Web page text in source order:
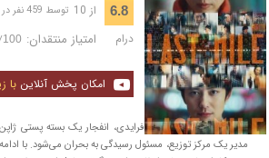
6.8 از 10 توسط 459 نفر در
درام امتیاز منتقدان: 100
امکان پخش آنلاین با
در آستانه فروش‌های بلک فرایدی، انفجار یک بسته پستی ژاپن
مدیر یک مرکز توزیع، مسئول رسیدگی به بحران می‌شود. با